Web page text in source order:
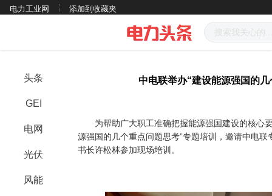
电力工业网 添加到收藏夹
头条
GEI
电网
光伏
风能
中电联举办“建设能源强国的
为帮助广大职工准确把握能源强国建设的核心
源强国的几个重点问题思考”专题培训，邀请中电
书长许松林参加现场培训。